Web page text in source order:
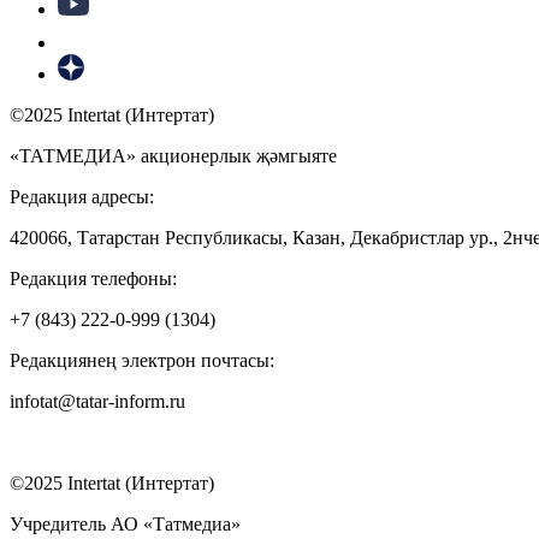
©2025 Intertat (Интертат)
«ТАТМЕДИА» акционерлык җәмгыяте
Редакция адресы:
420066, Татарстан Республикасы, Казан, Декабристлар ур.,
Редакция телефоны:
+7 (843) 222-0-999 (1304)
Редакциянең электрон почтасы:
infotat@tatar-inform.ru
©2025 Intertat (Интертат)
Учредитель АО «Татмедиа»